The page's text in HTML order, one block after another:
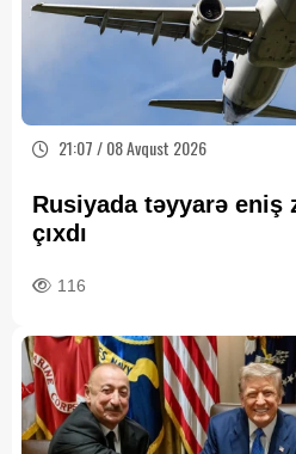
21:07 / 08 Avqust 2026
Rusiyada təyyarə eniş
çıxdı
116